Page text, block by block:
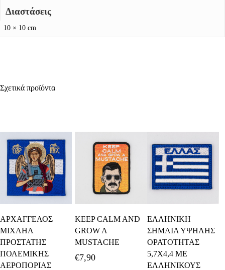
Διαστάσεις
10 × 10 cm
Σχετικά προϊόντα
Καλάθι
ΑΡΧΑΓΓΕΛΟΣ
ΜΙΧΑΗΛ
ΠΡΟΣΤΑΤΗΣ
ΠΟΛΕΜΙΚΗΣ
ΑΕΡΟΠΟΡΙΑΣ
Καλάθι
KEEP CALM AND
GROW A
MUSTACHE
€7,90
ΕΛΛΗΝΙΚΗ
ΣΗΜΑΙΑ ΥΨΗΛΗΣ
ΟΡΑΤΟΤΗΤΑΣ
5,7Χ4,4 ΜΕ
ΕΛΛΗΝΙΚΟΥΣ